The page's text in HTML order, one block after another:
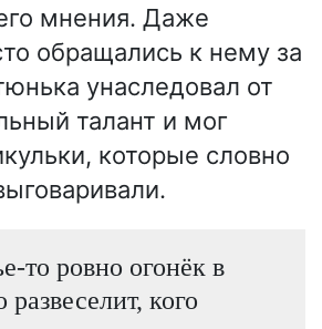
мнения. Даже
обращались к нему за
унаследовал от
талант и мог
которые словно
то ровно огонёк в
развеселит, кого